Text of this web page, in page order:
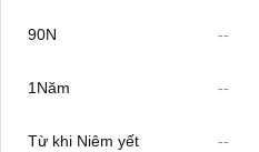
90N --
1Năm --
Từ khi Niêm yết --